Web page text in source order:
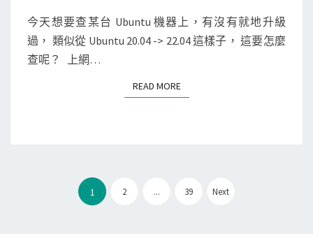
裝
G
o
g
r
]
查
b
上
N
T
S
今天想要查某台 Ubuntu 機器上，有沒有就地升級
過， 類似從 Ubuntu 20.04 -> 22.04 這樣子， 這要怎麼
查呢？ 上網…
READ MOREREAD MORE
文
章
1 2 ... 39 Next